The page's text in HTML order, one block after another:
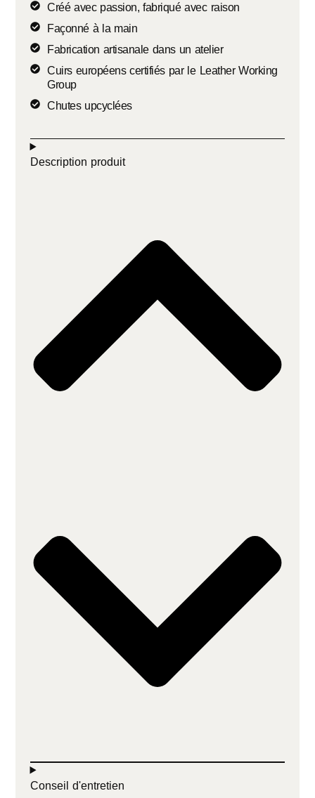
Créé avec passion, fabriqué avec raison
Façonné à la main
Fabrication artisanale dans un atelier
Cuirs européens certifiés par le Leather Working
Group
Chutes upcyclées
Description produit
Conseil d'entretien